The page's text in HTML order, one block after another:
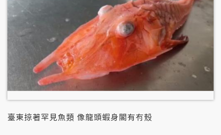
臺東掠著罕見魚類 像龍頭蝦身閣有𠕇殼